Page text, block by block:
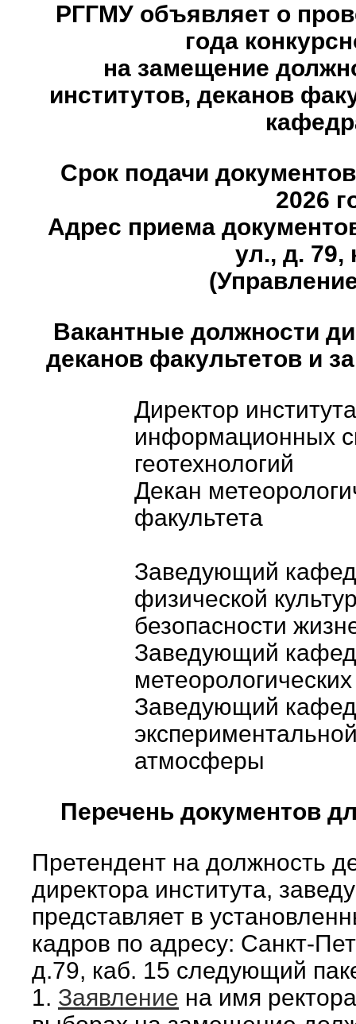
РГГМУ объявляет о
года
на замещение
институтов, деканов
Срок подачи
2026
Адрес приема
ул., д. 79,
Вакантные должности
деканов факультетов и
Директор института
информационных
геотехнологий
Декан
факультета
Заведующий
физической
безопасности
Заведующий
Заведующий
атмосферы
Перечень документов
Претендент на должность
директора института,
представляет в
кадров по адресу: Санкт-
д.79, каб. 15 следующий
1. Заявление на имя